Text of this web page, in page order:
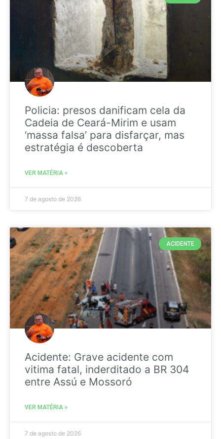
Policia: presos danificam cela da
Cadeia de Ceará-Mirim e usam
‘massa falsa’ para disfarçar, mas
estratégia é descoberta
VER MATÉRIA »
7 de agosto de 2026
ACIDENTE
Acidente: Grave acidente com
vitima fatal, inderditado a BR 304
entre Assú e Mossoró
VER MATÉRIA »
7 de agosto de 2026